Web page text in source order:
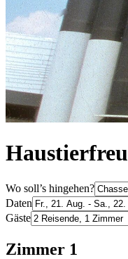
Wo soll’s hingehen?
Daten
Gäste
Zimmer 1